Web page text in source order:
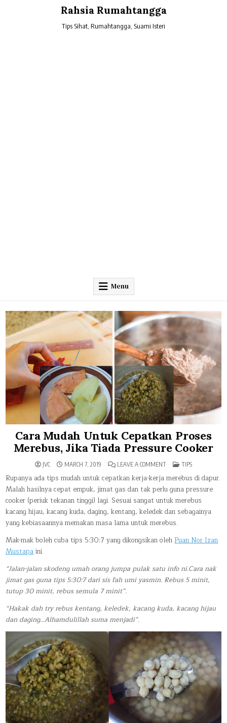
Rahsia Rumahtangga
Tips Sihat, Rumahtangga, Suami Isteri
Menu
Cara Mudah Untuk Cepatkan Proses
Merebus, Jika Tiada Pressure Cooker
JVC MARCH 7, 2019 LEAVE A COMMENTON
MUDAH
UNTUK
CEPATKAN
PROSES
MEREBUS,
TIADA
PRESSURE
COOKER
POSTED
TIPS
Rupanya ada tips mudah untuk cepatkan kerja-kerja merebus di dapur.
Malah hasilnya cepat empuk, jimat gas dan tak perlu guna pressure
cooker (periuk tekanan tinggi) lagi. Sesuai sangat untuk merebus
kacang hijau, kacang kuda, daging, kentang, keledek dan sebagainya
yang kebiasaannya memakan masa lama untuk merebus.
Mak-mak boleh cuba tips 5:30:7 yang dikongsikan olehPuan Nor Izan
Mustapaini.
“Jalan-jalan skodeng umah orang jumpa pulak satu info ni.Cara nak
jimat gas guna tips 5:30:7 dari sis fah umi yasmin. Rebus 5 minit,
tutup 30 minit, rebus semula 7 minit”.
“Hakak dah try rebus kentang, keledek, kacang kuda, kacang hijau
dan daging…Alhamdulillah suma menjadi”.